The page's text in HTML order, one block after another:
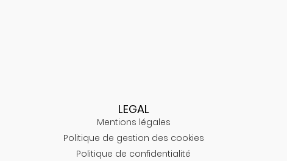
LEGAL
Mentions légales
Politique de gestion des cookies
Politique de confidentialité